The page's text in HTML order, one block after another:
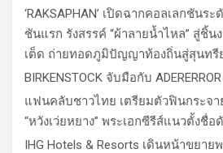
‘RAKSAPHAN’ เปิดฉากคอลเลกชันร
ชันแรก รังสรรค์ “ผ้าลายน้ำไหล” สู่ชิ้
เต็ด ถ่ายทอดภูมิปัญญาท้องถิ่นสู่สุนทรี
BIRKENSTOCK จับมือกับ
แฟนคลับชาวไทย เตรียมตัวฟินกระจ
“หวังเว่ยหยาง” พระเอกซีรีส์แนวตั้งชื่อ
IHG Hotels & Resorts เดินหน้าขยาย